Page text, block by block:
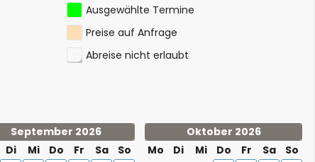
Ausgewählte Termine
Preise auf Anfrage
Abreise nicht erlaubt
September 2026
Di Mi Do Fr Sa So
Oktober 2026
Mo
Di Mi Do Fr Sa So